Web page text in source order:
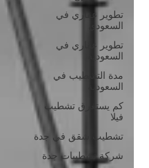
تطوير عقاري في
السعودي
تطوير عقاري في
السعودية
مدة التشطيب في
السعودية
كم يستغرق تشطيب
فيلا
تشطيب شقق في جدة
شركة تشطيبات جدة